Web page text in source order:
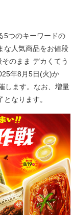
5つのキーワードの
な人気商品をお値段
のまま デカくてう
年8月5日(火)か
します。なお、増量
なります。